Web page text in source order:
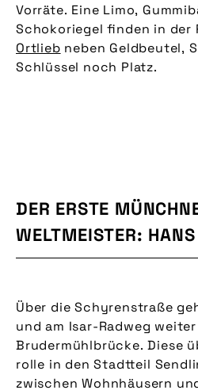
Vorräte. Eine Limo,
Schokoriegel finden in der
Ortlieb neben Geldbeutel,
Schlüssel noch Platz.
DER ERSTE
WELTMEISTER:
Über die Schyrenstraße
und am Isar-Radweg
Brudermühlbrücke. Diese
rolle in den Stadtteil
zwischen Wohnhäusern